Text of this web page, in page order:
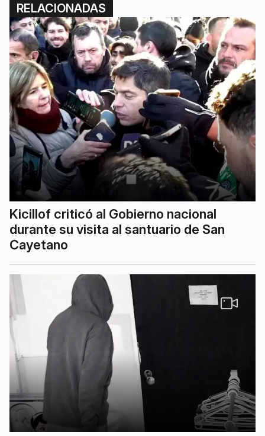
RELACIONADAS
Kicillof criticó al Gobierno nacional
durante su visita al santuario de San
Cayetano